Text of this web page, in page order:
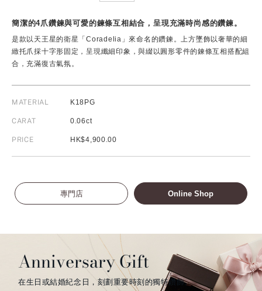
簡潔的4爪鑽鍊與可愛的鍊條互相結合，呈現充滿時尚感的鑽鍊。
是款以天王星的衛星「Coradelia」來命名的鑽鍊。上方墜飾以奢華的細
緻托爪採十字形固定，呈現纖細印象，與綴以圓形零件的鍊條互相搭配組
合，充滿復古氣氛。
MATERIAL K18PG
CARAT 0.06ct
PRICE HK$4,900.00
專門店 Online Shop
Anniversary Gift
在生日或結婚紀念日，刻劃重要時刻的獨特鑽飾。